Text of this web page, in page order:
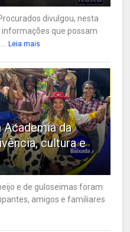
divulgou, nesta
que possam
Leia mais
Academia da
cultura e
e de guloseimas foram
amigos e familiares